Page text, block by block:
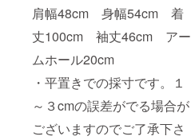
肩幅48cm 身幅54cm 着
丈100cm 袖丈46cm アー
ムホール20cm
・平置きでの採寸です。１
～３cmの誤差がでる場合が
ございますのでご了承下さ